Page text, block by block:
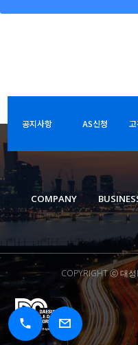
공지사항 AS신청
COMPANY
COPYRIGHT ⓒ 대